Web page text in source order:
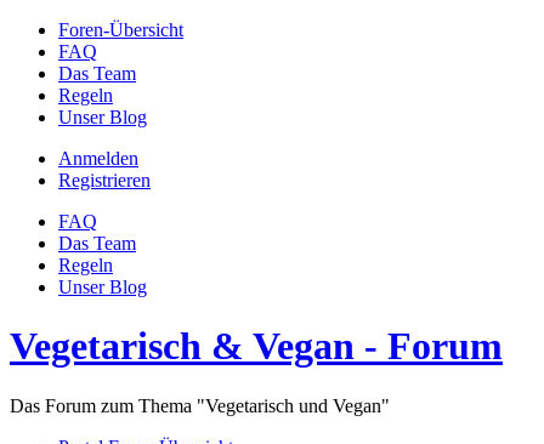
Foren-Übersicht
FAQ
Das Team
Regeln
Unser Blog
Anmelden
Registrieren
FAQ
Das Team
Regeln
Unser Blog
Vegetarisch & Vegan - Forum
Das Forum zum Thema "Vegetarisch und Vegan"